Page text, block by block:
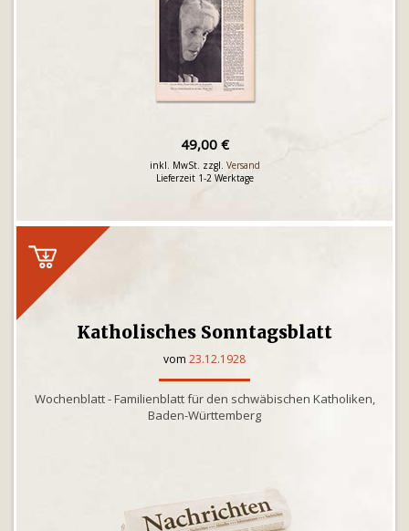
49,00 €
inkl. MwSt. zzgl. Versand
Lieferzeit 1-2 Werktage
Katholisches Sonntagsblatt
vom 23.12.1928
Wochenblatt - Familienblatt für den schwäbischen Katholiken,
Baden-Württemberg